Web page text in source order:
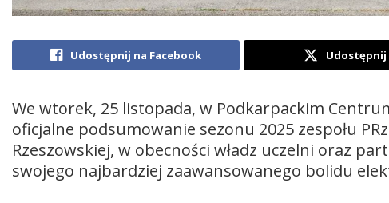
Udostępnij na Facebook Udostępnij
We wtorek, 25 listopada, w Podkarpackim
oficjalne podsumowanie sezonu 2025 zespołu
Rzeszowskiej, w obecności władz uczelni oraz
swojego najbardziej zaawansowanego bolidu